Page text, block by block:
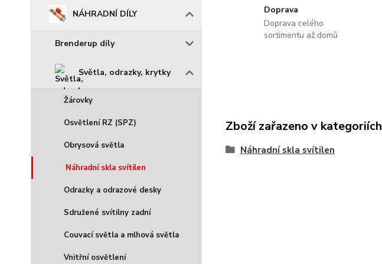
NÁHRADNÍ DÍLY
Brenderup díly
Světla, odrazky, krytky
Žárovky
Osvětlení RZ (SPZ)
Obrysová světla
Náhradní skla svítilen
Odrazky a odrazové desky
Sdružené svítilny zadní
Couvací světla a mlhová světla
Vnitřní osvětlení
Doprava
Doprava celého
sortimentu až domů
Zboží zařazeno v kategoriích
Náhradní skla svítilen